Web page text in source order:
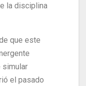
la disciplina
que este
simular
el pasado